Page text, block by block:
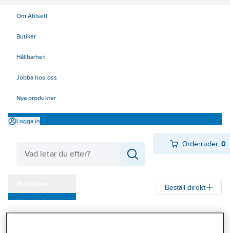
Om Ahlsell
Butiker
Hållbarhet
Jobba hos oss
Nya produkter
Logga in
Orderrader:0
Varumärken
Beställ direkt